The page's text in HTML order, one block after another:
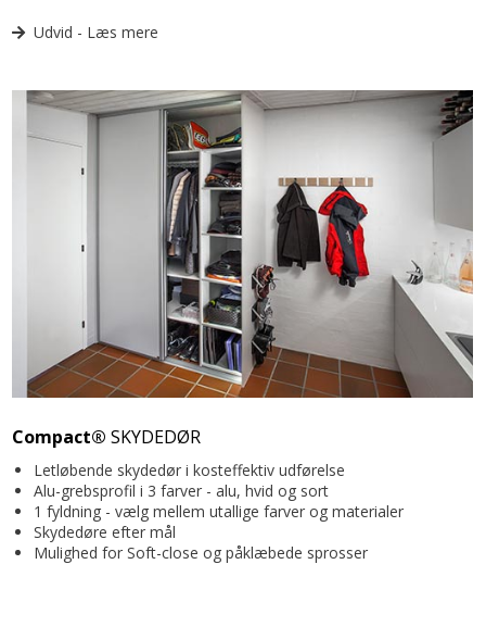
Mogensen har det bredeste udvalg indenfor garderobeskabe
med skydedøre, der passer ind i enhver type bolig, studielejlighed,
Skydedøre er en særdeles god løsning, da de er mindre
pladskrævende end oplukkelige døre samt giver bedre
adgangsforhold til indhold i f.eks. skabet.
Vi anbefaler at I hører og mærker forskelle i vægt og
køreegenskaber ved de forskellige dørtyper hos os, før I beslutter
jer for jeres løsning. I skal have glæde af skydedørsløsningen i
rigtige mange år, og der er tydelig forskel i funktion, pris og
kvalitet mellem de forskellige typer, men hos oskan vi stå inde for
Udvid - Læs mere
Compact® SKYDEDØR
Letløbende skydedør i kosteffektiv udførelse
Alu-grebsprofil i 3 farver - alu, hvid og sort
1 fyldning - vælg mellem utallige farver og materialer
Skydedøre efter mål
Mulighed for Soft-close og påklæbede sprosser